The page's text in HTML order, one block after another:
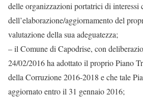
delle organizzazioni portatrici di interessi
dell’elaborazione/aggiornamento del
valutazione della sua adeguatezza;
– il Comune di Capodrise, con
24/02/2016 ha adottato il proprio Piano
della Corruzione 2016-2018 e che tale
aggiornato entro il 31 gennaio 2016;